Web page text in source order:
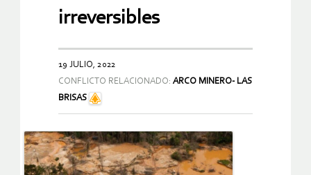
consecuencias
19 JULIO, 2022
CONFLICTO RELACIONADO:
BRISAS